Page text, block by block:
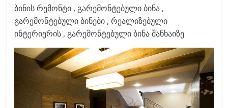
ბინის რემონტი , გარემონტებული ბინა ,
გარემონტებული ბინები , რეალიზებული
ინტერიერის , გარემონტებული ბინა შანხაიზე